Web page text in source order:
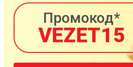
Промокод*
VEZET15